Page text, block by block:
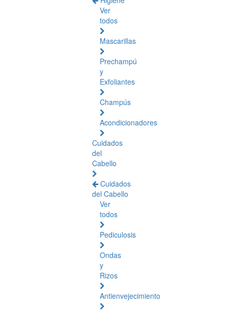
Ver
todos
Mascarillas
Prechampú
y
Exfoliantes
Champús
Acondicionadores
Cuidados
del
Cabello
Cuidados
del Cabello
Ver
todos
Pediculosis
Ondas
y
Rizos
Antienvejecimiento